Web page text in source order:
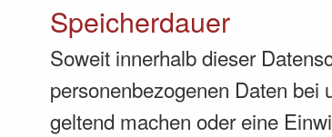
Speicherdauer
Soweit innerhalb dieser
personenbezogenen Daten bei
geltend machen oder eine